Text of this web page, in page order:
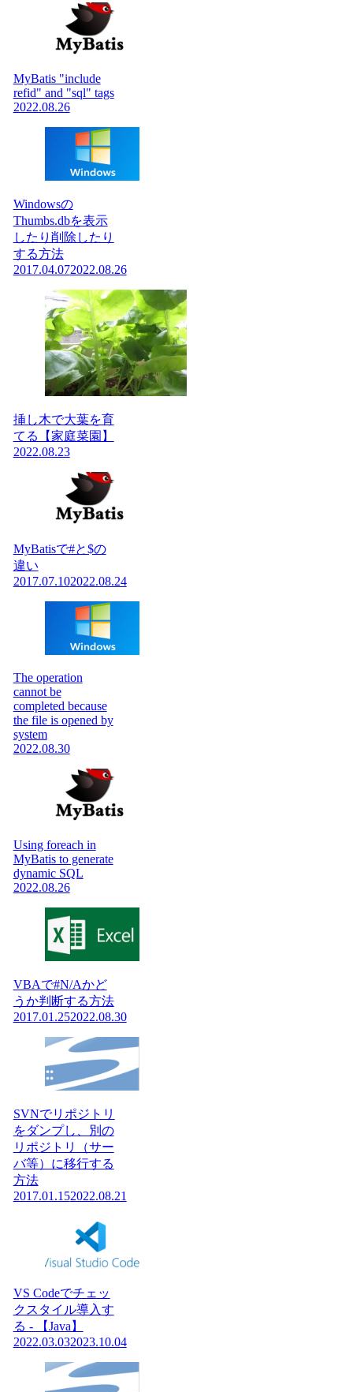
MyBatis "include
refid" and "sql" tags
2022.08.26
Windowsの
Thumbs.dbを表示
したり削除したり
する方法
2017.04.072022.08.26
挿し木で大葉を育
てる【家庭菜園】
2022.08.23
MyBatisで#と$の
違い
2017.07.102022.08.24
The operation
cannot be
completed because
the file is opened by
system
2022.08.30
Using foreach in
MyBatis to generate
dynamic SQL
2022.08.26
VBAで#N/Aかど
うか判断する方法
2017.01.252022.08.30
SVNでリポジトリ
をダンプし、別の
リポジトリ（サー
バ等）に移行する
方法
2017.01.152022.08.21
VS Codeでチェッ
クスタイル導入す
る - 【Java】
2022.03.032023.10.04